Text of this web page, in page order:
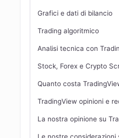
Grafici e dati di bilancio
Trading algoritmico
Analisi tecnica con
Stock, Forex e Crypto
Quanto costa
TradingView opinioni e
La nostra opinione su